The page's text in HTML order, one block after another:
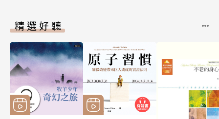
精選好聽